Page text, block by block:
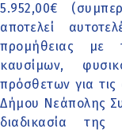
5.952,00€
αποτελεί
προμήθειας με
καυσίμων,
πρόσθετων για
Δήμου Νεάπολης
διαδικασία